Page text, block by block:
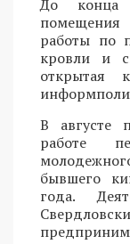
До конца
работы по
кровли и
открытая
В августе
работе
бывшего
года.